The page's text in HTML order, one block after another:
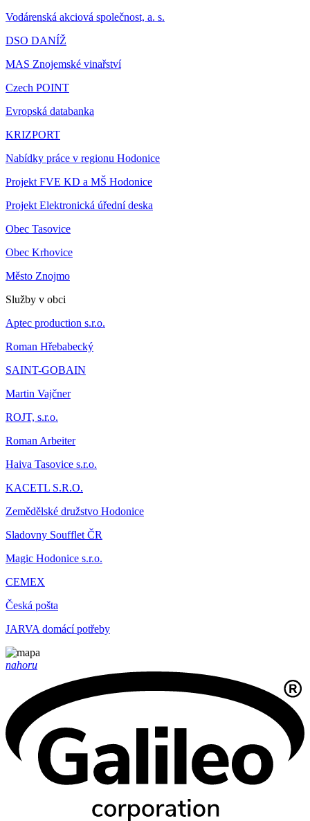
Vodárenská akciová společnost, a. s.
DSO DANÍŽ
MAS Znojemské vinařství
Czech POINT
Evropská databanka
KRIZPORT
Nabídky práce v regionu Hodonice
Projekt FVE KD a MŠ Hodonice
Projekt Elektronická úřední deska
Obec Tasovice
Obec Krhovice
Město Znojmo
Služby v obci
Aptec production s.r.o.
Roman Hřebabecký
SAINT-GOBAIN
Martin Vajčner
ROJT, s.r.o.
Roman Arbeiter
Haiva Tasovice s.r.o.
KACETL S.R.O.
Zemědělské družstvo Hodonice
Sladovny Soufflet ČR
Magic Hodonice s.r.o.
CEMEX
Česká pošta
JARVA domácí potřeby
nahoru